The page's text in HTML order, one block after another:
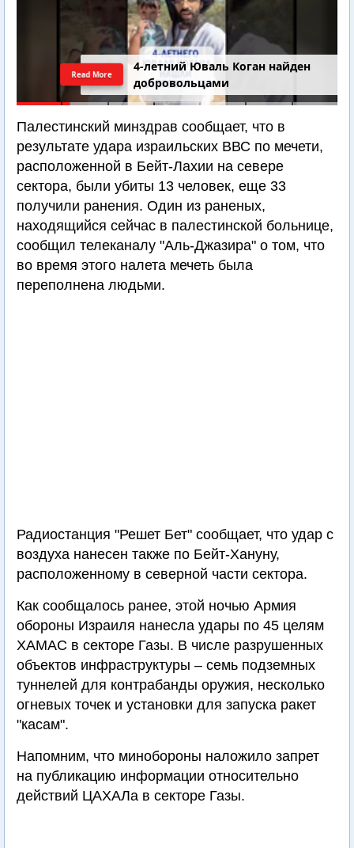
4-летний Юваль Коган найден
добровольцами
Read More
Палестинский минздрав сообщает, что в
результате удара израильских ВВС по мечети,
расположенной в Бейт-Лахии на севере
сектора, были убиты 13 человек, еще 33
получили ранения. Один из раненых,
находящийся сейчас в палестинской больнице,
сообщил телеканалу "Аль-Джазира" о том, что
во время этого налета мечеть была
переполнена людьми.
Радиостанция "Решет Бет" сообщает, что удар с
воздуха нанесен также по Бейт-Хануну,
расположенному в северной части сектора.
Как сообщалось ранее, этой ночью Армия
обороны Израиля нанесла удары по 45 целям
ХАМАС в секторе Газы. В числе разрушенных
объектов инфраструктуры – семь подземных
туннелей для контрабанды оружия, несколько
огневых точек и установки для запуска ракет
"касам".
Напомним, что минобороны наложило запрет
на публикацию информации относительно
действий ЦАХАЛа в секторе Газы.